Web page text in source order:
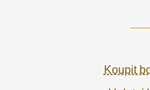
Koupit